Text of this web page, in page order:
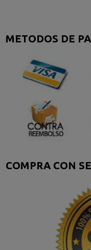
METODOS DE
COMPRA CON